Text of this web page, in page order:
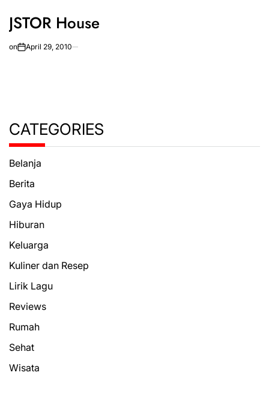
JSTOR House
on April 29, 2010
CATEGORIES
Belanja
Berita
Gaya Hidup
Hiburan
Keluarga
Kuliner dan Resep
Lirik Lagu
Reviews
Rumah
Sehat
Wisata